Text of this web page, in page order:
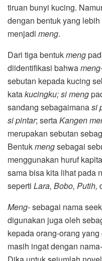
tiruan bunyi kucing.
dengan bentuk yang
menjadi meng.
Dari tiga bentukmeng
diidentifikasi bahwa
sebutan kepada kucing
katakucingku;si meng
sandang sebagaimanasi
sipintar; sertaKangen
merupakan sebutan
Bentukmengsebagai
menggunakan huruf
sama bisa kita lihat pada
seperti Lara, Bobo, Putih,
Meng-sebagai nama
digunakan juga oleh
kepada orang-orang
masih ingat dengan